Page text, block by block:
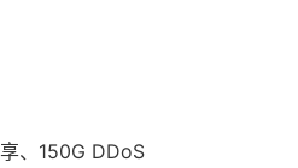
、150G DDoS